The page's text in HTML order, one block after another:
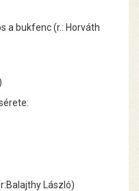
a bukfenc (r.: Horváth
László)